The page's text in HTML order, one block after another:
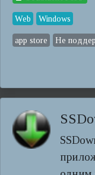
Web Windows
app store Не